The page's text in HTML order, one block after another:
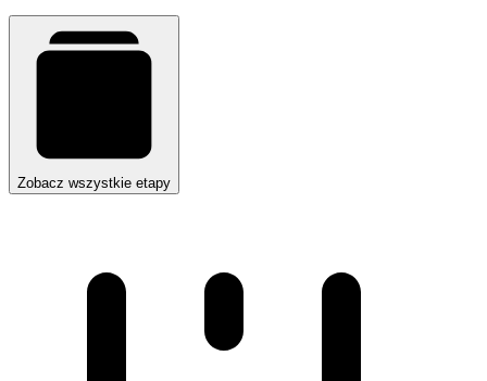
Zobacz wszystkie etapy